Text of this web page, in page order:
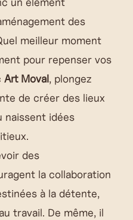
des
meilleur moment
pour repenser vos
Art Moval, plongez
de créer des lieux
naissent idées
des
la collaboration
à la détente,
travail. De même, il